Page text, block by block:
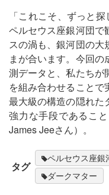
「これこそ、ずっと探
ペルセウス座銀河団で
スの渦も、銀河団の大
まが合います。今回
測データと、私たちが
を組み合わせること
最大級の構造の隠れた
強力な手段であるこ
James Jeeさん）。
タグ
ペルセウス座銀
ダークマター